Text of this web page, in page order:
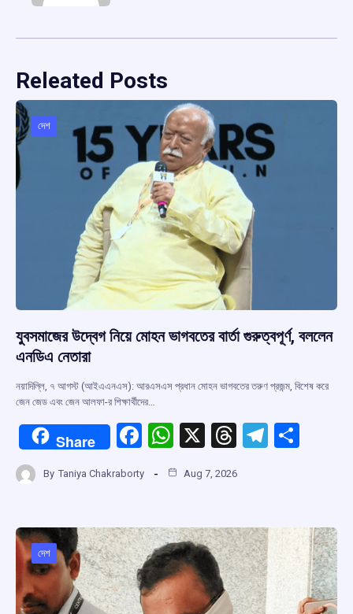
Releated Posts
দেশ
যুবসমাজের উদ্বেগ নিয়ে মোহন ভাগবতের বার্তা গুরুত্বপূর্ণ, বললেন
এনডিএ নেতারা
নয়াদিল্লি, ৭ আগস্ট (আইএএনএস): আরএসএস প্রধান মোহন ভাগবতের তরুণ প্রজন্ম, বিশেষ করে
জেন জেড এবং জেন আলফা-র শিক্ষার্থীদের…
Share
F
ce
o
o
k
W
h
at
A
p
p
X
T
e
d
s
T
a
m
By Taniya Chakraborty Aug 7, 2026
দেশ